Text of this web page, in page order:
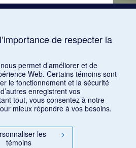
2
de respecter la
permet d’améliorer et de
Web. Certains témoins sont
le fonctionnement et la sécurité
enregistrent vos
tout, vous consentez à notre
mieux répondre à vos besoins.
les
témoins
>